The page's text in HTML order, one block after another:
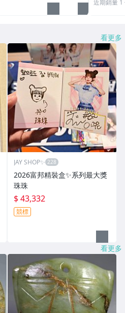
近期銷量 1
看更多
JAY SHOP✨
2026富邦精裝盒✨系列最大獎
珠珠
$ 43,332
競標
看更多